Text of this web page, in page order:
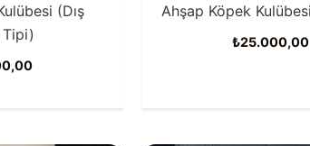
(Dış
Ahşap Köpek
₺25.000,00